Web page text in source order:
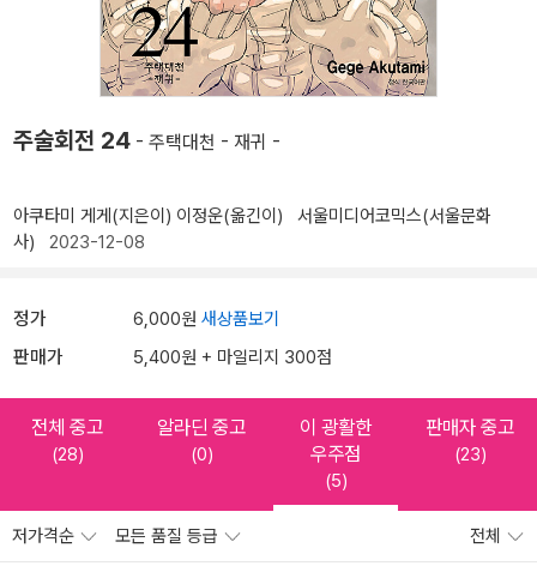
주술회전 24 - 주택대천 - 재귀 -
아쿠타미 게게(지은이) 이정운(옮긴이)
서울미디어코믹스(서울문화
사) 2023-12-08
정가 6,000원 새상품보기
판매가 5,400원 + 마일리지 300점
전체 중고
(28)
알라딘 중고
(0)
이 광활한
우주점
(5)
판매자 중고
(23)
저가격순 모든 품질 등급 전체